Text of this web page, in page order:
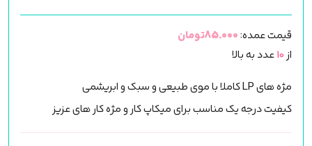
قیمت عمده:85.000تومان
از10عدد به بالا
مژه های LP کاملا با موی طبیعی و سبک و ابریشمی
کیفیت درجه یک مناسب برای میکاپ کار و مژه کار های عزیز